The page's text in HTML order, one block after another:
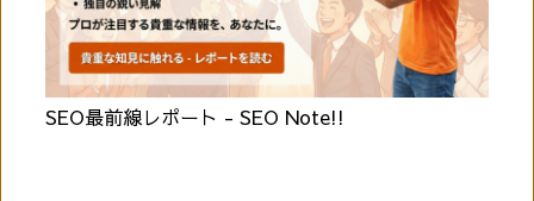
SEO最前線レポート - SEO Note!!